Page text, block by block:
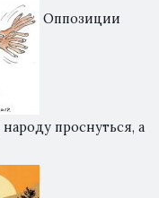
Оппозиции
проснуться, а